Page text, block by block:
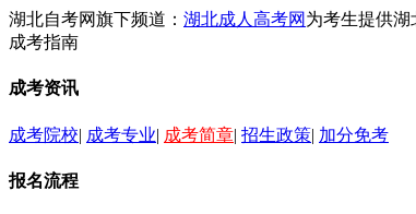
湖北自考网旗下频道： 湖北成人高考网 为考生提供
成考指南
成考资讯
成考院校| 成考专业| 成考简章| 招生政策| 加分免考
报名流程